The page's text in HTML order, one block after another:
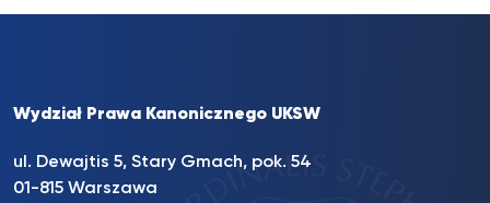
Wydział Prawa Kanonicznego UKSW
ul. Dewajtis 5, Stary Gmach, pok. 54
01-815 Warszawa